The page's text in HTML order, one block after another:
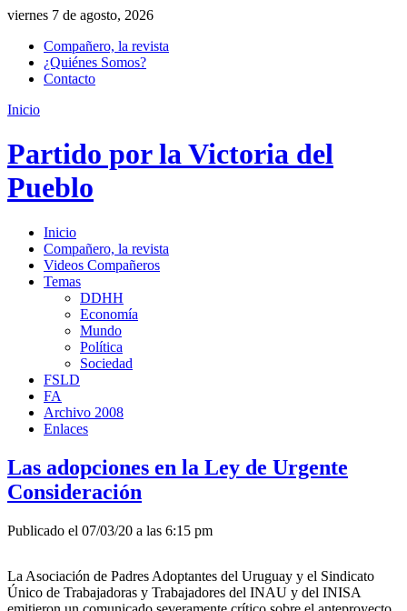
viernes 7 de agosto, 2026
Compañero, la revista
¿Quiénes Somos?
Contacto
Inicio
Partido por la Victoria del
Pueblo
Inicio
Compañero, la revista
Videos Compañeros
Temas
DDHH
Economía
Mundo
Política
Sociedad
FSLD
FA
Archivo 2008
Enlaces
Las adopciones en la Ley de Urgente
Consideración
Publicado el 07/03/20 a las 6:15 pm
La Asociación de Padres Adoptantes del Uruguay y el Sindicato
Único de Trabajadoras y Trabajadores del INAU y del INISA